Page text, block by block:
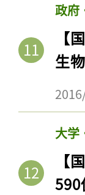
政府
【
生
大学
【
590